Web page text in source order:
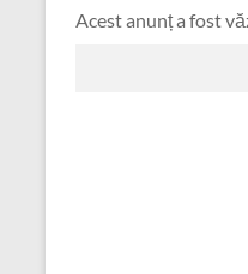
Acest anunț a fost